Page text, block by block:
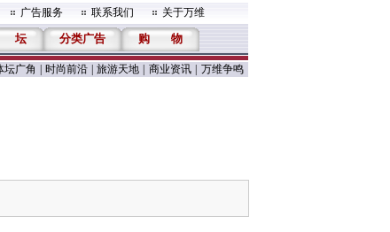
广告服务 联系我们 关于万维
坛 分类广告 购 物
坛广角 时尚前沿 旅游天地 商业资讯 万维争鸣